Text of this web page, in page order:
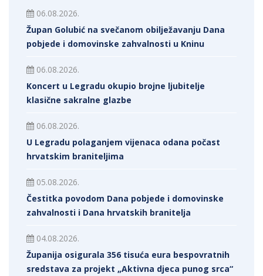
06.08.2026.
Župan Golubić na svečanom obilježavanju Dana
pobjede i domovinske zahvalnosti u Kninu
06.08.2026.
Koncert u Legradu okupio brojne ljubitelje
klasične sakralne glazbe
06.08.2026.
U Legradu polaganjem vijenaca odana počast
hrvatskim braniteljima
05.08.2026.
Čestitka povodom Dana pobjede i domovinske
zahvalnosti i Dana hrvatskih branitelja
04.08.2026.
Županija osigurala 356 tisuća eura bespovratnih
sredstava za projekt „Aktivna djeca punog srca“